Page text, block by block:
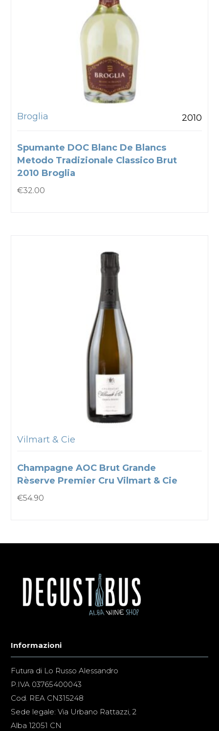
Broglia 2010
Spumante DOC Blanc De Blancs
Metodo Tradizionale Classico Brut
2010 Broglia
€32.00
Vilmart & Cie
Champagne AOC Brut Grande
Rèserve Premier Cru Vilmart & Cie
€54.90
Informazioni
Futura di Lo Russo Alessandro
P.IVA 03765400043
Cod. REA CN315248
Sede legale: Via Urbano Rattazzi, 2
Alba 12051 CN